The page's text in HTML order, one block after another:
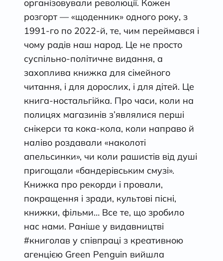
організовували революції. Кожен
розгорт — «щоденник» одного року, з
1991-го по 2022-й, те, чим переймався і
чому радів наш народ. Це не просто
суспільно-політичне видання, а
захоплива книжка для сімейного
читання, і для дорослих, і для дітей. Це
книга-ностальгійка. Про часи, коли на
полицях магазинів з’являлися перші
снікерси та кока-кола, коли направо й
наліво роздавали «наколоті
апельсинки», чи коли рашистів від душі
пригощали «бандерівським смузі».
Книжка про рекорди і провали,
покращення і зради, культові пісні,
книжки, фільми… Все те, що зробило
нас нами. Раніше у видавництві
#книголав у співпраці з креативною
агенцією Green Penguin вийшла